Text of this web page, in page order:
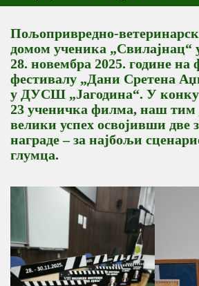
Пољопривредно-
домом ученика „Свилајнац“
28. новембра 2025. године
фестивалу „Дани Сретена
у ДУСШ „Јагодина“. У
23 ученичка филма, наш тим
велики успех освојивши две
награде – за најбољи
глумца.